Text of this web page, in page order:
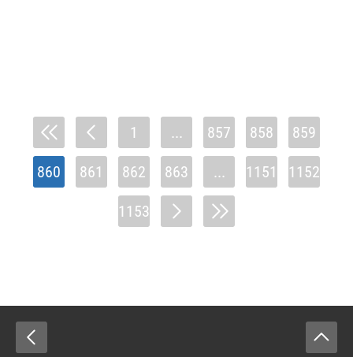
1 ... 857 858 859
860 861 862 863 ... 1151 1152
1153